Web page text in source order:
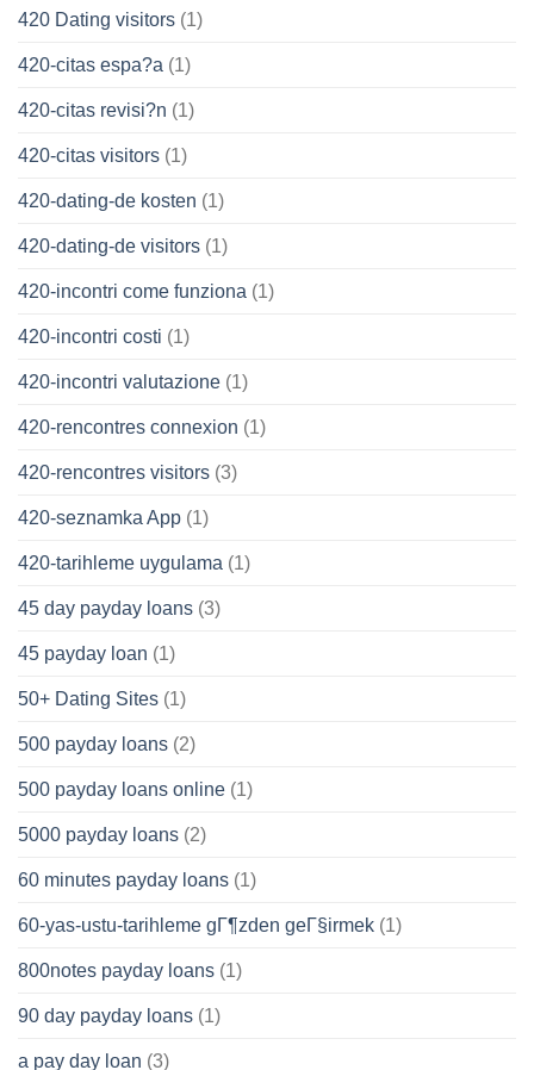
420 Dating visitors (1)
420-citas espa?a (1)
420-citas revisi?n (1)
420-citas visitors (1)
420-dating-de kosten (1)
420-dating-de visitors (1)
420-incontri come funziona (1)
420-incontri costi (1)
420-incontri valutazione (1)
420-rencontres connexion (1)
420-rencontres visitors (3)
420-seznamka App (1)
420-tarihleme uygulama (1)
45 day payday loans (3)
45 payday loan (1)
50+ Dating Sites (1)
500 payday loans (2)
500 payday loans online (1)
5000 payday loans (2)
60 minutes payday loans (1)
60-yas-ustu-tarihleme gГ¶zden geГ§irmek (1)
800notes payday loans (1)
90 day payday loans (1)
a pay day loan (3)